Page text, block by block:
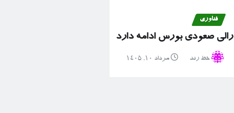
فناوری
رالی صعودی بورس ادامه دارد
خط رند مرداد ۱۰, ۱۴۰۵